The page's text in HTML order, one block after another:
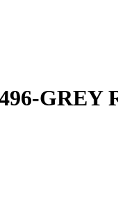
GREY